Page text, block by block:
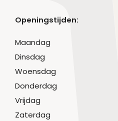
Openingstijden:
Maandag
Dinsdag
Woensdag
Donderdag
Vrijdag
Zaterdag